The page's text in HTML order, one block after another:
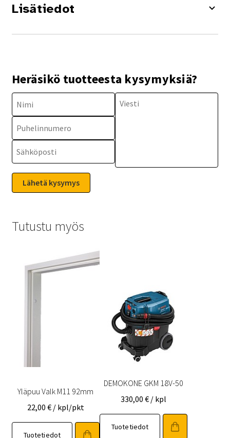
Lisätiedot
Heräsikö tuotteesta kysymyksiä?
Tutustu myös
Yläpuu Valk M11 92mm
22,00 € / kpl/pkt
Tuotetiedot
DEMOKONE GKM 18V-50
330,00€ / kpl
Tuotetiedot